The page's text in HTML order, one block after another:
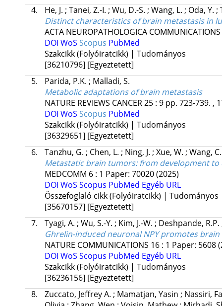
4.
He, J. ; Tanei, Z.-I. ; Wu, D.-S. ; Wang, L. ; Oda, Y. ;
Distinct characteristics of brain metastasis in
ACTA NEUROPATHOLOGICA COMMUNICATIONS
DOI WoS Scopus PubMed
Szakcikk (Folyóiratcikk) | Tudományos
[36210796] [Egyeztetett]
5.
Parida, P.K. ; Malladi, S.
Metabolic adaptations of brain metastasis
NATURE REVIEWS CANCER25: 9 pp. 723-739. ,
DOI WoS Scopus PubMed
Szakcikk (Folyóiratcikk) | Tudományos
[36329651] [Egyeztetett]
6.
Tanzhu, G. ; Chen, L. ; Ning, J. ; Xue, W. ; Wang,
Metastatic brain tumors: from development
MEDCOMM 6: 1 Paper: 70020(2025)
DOI WoS Scopus PubMed Egyéb URL
Összefoglaló cikk (Folyóiratcikk) | Tudományos
[35670157] [Egyeztetett]
7.
Tyagi, A. ; Wu, S.-Y. ; Kim, J.-W. ; Deshpande, R.P.
Ghrelin-induced neuronal NPY promotes
NATURE COMMUNICATIONS 16: 1 Paper: 5608
DOI WoS Scopus PubMed Egyéb URL
Szakcikk (Folyóiratcikk) | Tudományos
[36236156] [Egyeztetett]
8.
Zuccato, Jeffrey A. ; Mamatjan, Yasin ; Nassiri,